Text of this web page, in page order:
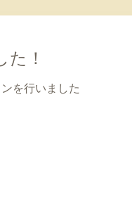
！
を行いました